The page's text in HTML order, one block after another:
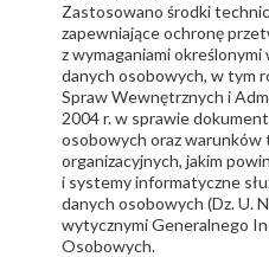
Zastosowano środki
zapewniające ochronę
z wymaganiami
danych osobowych, w tym
Spraw Wewnętrznych i
2004 r. w sprawie
osobowych oraz warunków
organizacyjnych, jakim
i systemy informatyczne
danych osobowych (Dz. U.
wytycznymi Generalnego
Osobowych.